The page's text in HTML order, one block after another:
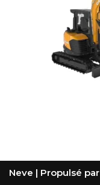
Neve | Propulsé par